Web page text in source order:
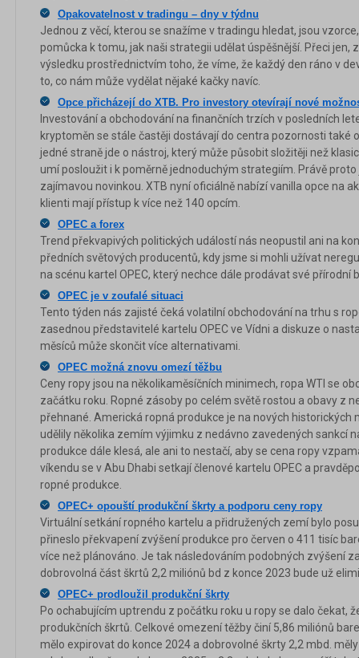
Opakovatelnost v tradingu – dny v týdnu
Jednou z věcí, kterou se snažíme v tradingu hledat, jsou
pomůcka k tomu, jak naši strategii udělat úspěšnější. Přeci jen,
výsledku prostřednictvím toho, že víme, že každý den ráno v
to, co nám může vydělat nějaké kačky navíc.
Opce přicházejí do XTB. Pro investory otevírají nové
Investování a obchodování na finančních trzích v posledních
kryptoměn se stále častěji dostávají do centra pozornosti také
jedné straně jde o nástroj, který může působit složitěji než
umí posloužit i k poměrně jednoduchým strategiím. Právě
zajímavou novinkou. XTB nyní oficiálně nabízí vanilla opce na
klienti mají přístup k více než 140 opcím.
OPEC a forex
Trend překvapivých politických událostí nás neopustil ani na
předních světových producentů, kdy jsme si mohli užívat
na scénu kartel OPEC, který nechce dále prodávat své přírodní
OPEC je v zoufalé situaci
Tento týden nás zajisté čeká volatilní obchodování na trhu s
zasednou představitelé kartelu OPEC ve Vídni a diskuze o
měsíců může skončit více alternativami.
OPEC možná znovu omezí těžbu
Ceny ropy jsou na několikaměsíčních minimech, ropa WTI se
začátku roku. Ropné zásoby po celém světě rostou a obavy z
přehnané. Americká ropná produkce je na nových
udělily několika zemím výjimku z nedávno zavedených sankcí
produkce dále klesá, ale ani to nestačí, aby se cena ropy
víkendu se v Abu Dhabi setkají členové kartelu OPEC a
ropné produkce.
OPEC+ opouští produkční škrty a podporu ceny ropy
Virtuální setkání ropného kartelu a přidružených zemí bylo
přineslo překvapení zvýšení produkce pro červen o 411 tisíc
více než plánováno. Je tak následováním podobných zvýšení
dobrovolná část škrtů 2,2 miliónů bd z konce 2023 bude už
OPEC+ prodloužil produkční škrty
Po ochabujícím uptrendu z počátku roku u ropy se dalo čekat,
produkčních škrtů. Celkové omezení těžby činí 5,86 miliónů
mělo expirovat do konce 2024 a dobrovolné škrty 2,2 mbd.